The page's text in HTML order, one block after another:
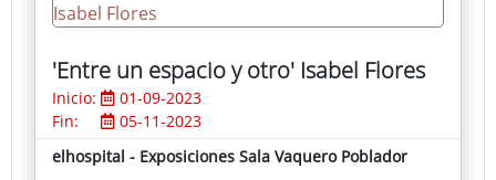
'Entre un espacio y otro' Isabel Flores
Inicio:
01-09-2023
Fin:
05-11-2023
elhospital - Exposiciones Sala Vaquero Poblador